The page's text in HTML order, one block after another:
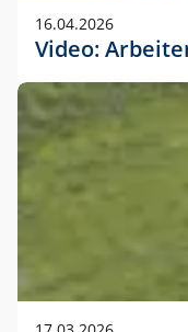
16.04.2026
Video: